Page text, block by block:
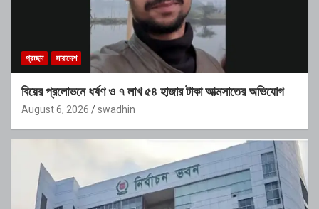
প্রচ্ছদ সারাদেশ
বিয়ের প্রলোভনে ধর্ষণ ও ৭ লাখ ৫৪ হাজার টাকা আত্মসাতের অভিযোগ
August 6, 2026 swadhin